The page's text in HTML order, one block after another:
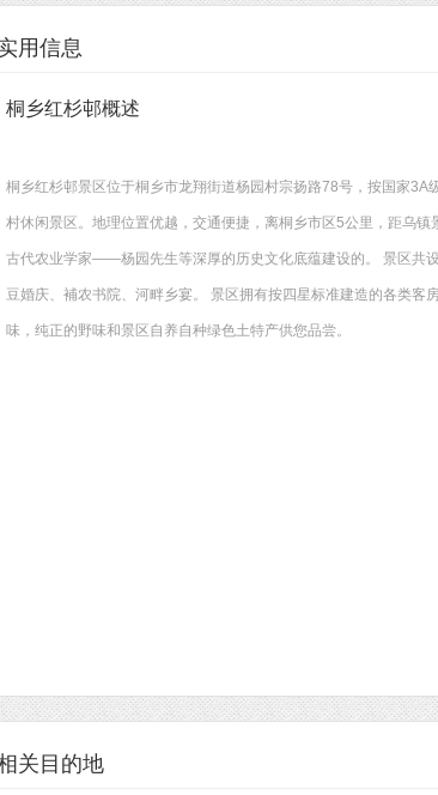
用信息
桐乡红杉邨概述
桐乡红杉邨景区位于桐乡市龙翔街道杨园村宗扬路78号，按国家
村休闲景区。地理位置优越，交通便捷，离桐乡市区5公里，距乌
古代农业学家——杨园先生等深厚的历史文化底蕴建设的。 景区共
豆婚庆、補农书院、河畔乡宴。 景区拥有按四星标准建造的各类
味，纯正的野味和景区自养自种绿色土特产供您品尝。
关目的地